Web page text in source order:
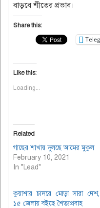
বাড়বে শীতের প্রভাব।
Share this:
Like this:
Loading...
Related
গাছের শাখায় দুলছে আমের মুকুল
February 10, 2021
In "Lead"
কুয়াশার চাদরে মোড়া সারা দেশ,
১৫ জেলায় বইছে শৈত্যপ্রবাহ